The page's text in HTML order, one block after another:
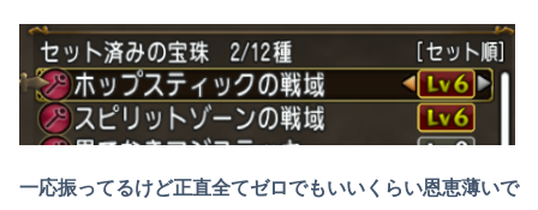
一応振ってるけど正直全てゼロでもいいくらい恩恵薄いで